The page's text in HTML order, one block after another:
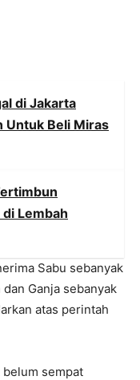
di Jakarta
Untuk Beli Miras
Lembah
Sabu sebanyak
Ganja sebanyak
atas perintah
sempat